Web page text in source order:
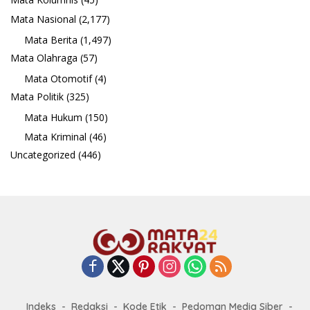
Mata Nasional (2,177)
Mata Berita (1,497)
Mata Olahraga (57)
Mata Otomotif(4)
Mata Politik (325)
Mata Hukum (150)
Mata Kriminal (46)
Uncategorized (446)
Indeks Redaksi Kode Etik Pedoman Media Siber